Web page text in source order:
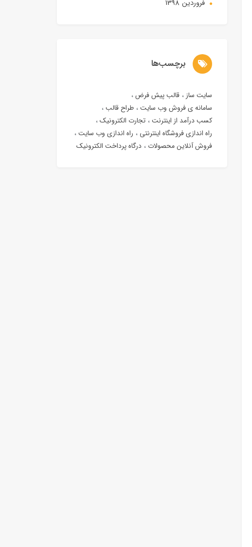
فروردین 1398
برچسب‌ها
سایت ساز
قالب پیش فرض
سامانه ی فروش وب سایت طراح قالب
کسب درآمد از اینترنت تجارت الکترونیک
راه اندازی فروشگاه اینترنتی
راه اندازی وب سایت
فروش آنلاین محصولات
درگاه پرداخت الکترونیک